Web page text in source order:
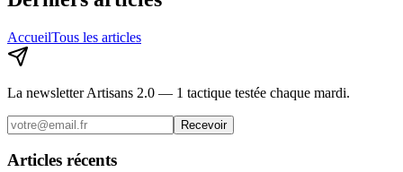
AccueilTous les articles
La newsletter Artisans 2.0 — 1 tactique testée chaque mardi.
Recevoir
Articles récents